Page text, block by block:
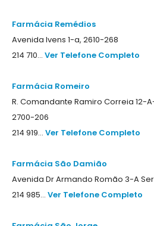
Farmácia Remédios
Avenida Ivens 1-a, 2610-268
214 710... Ver Telefone Completo
Farmácia Romeiro
R. Comandante Ramiro Correia 12-
2700-206
214 919... Ver Telefone Completo
Farmácia São Damião
Avenida Dr Armando Romão 3-A
214 985... Ver Telefone Completo